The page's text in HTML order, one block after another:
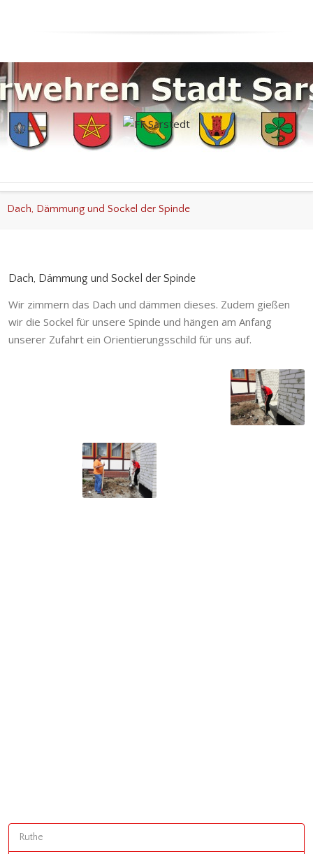
Dach, Dämmung und Sockel der Spinde
Dach, Dämmung und Sockel der Spinde
Wir zimmern das Dach und dämmen dieses. Zudem gießen
wir die Sockel für unsere Spinde und hängen am Anfang
unserer Zufahrt ein Orientierungsschild für uns auf.
Ruthe